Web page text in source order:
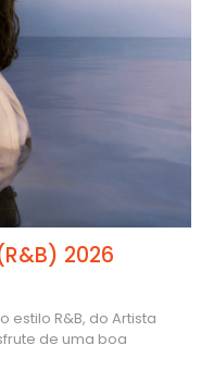
2026
estilo R&B, do Artista
de uma boa